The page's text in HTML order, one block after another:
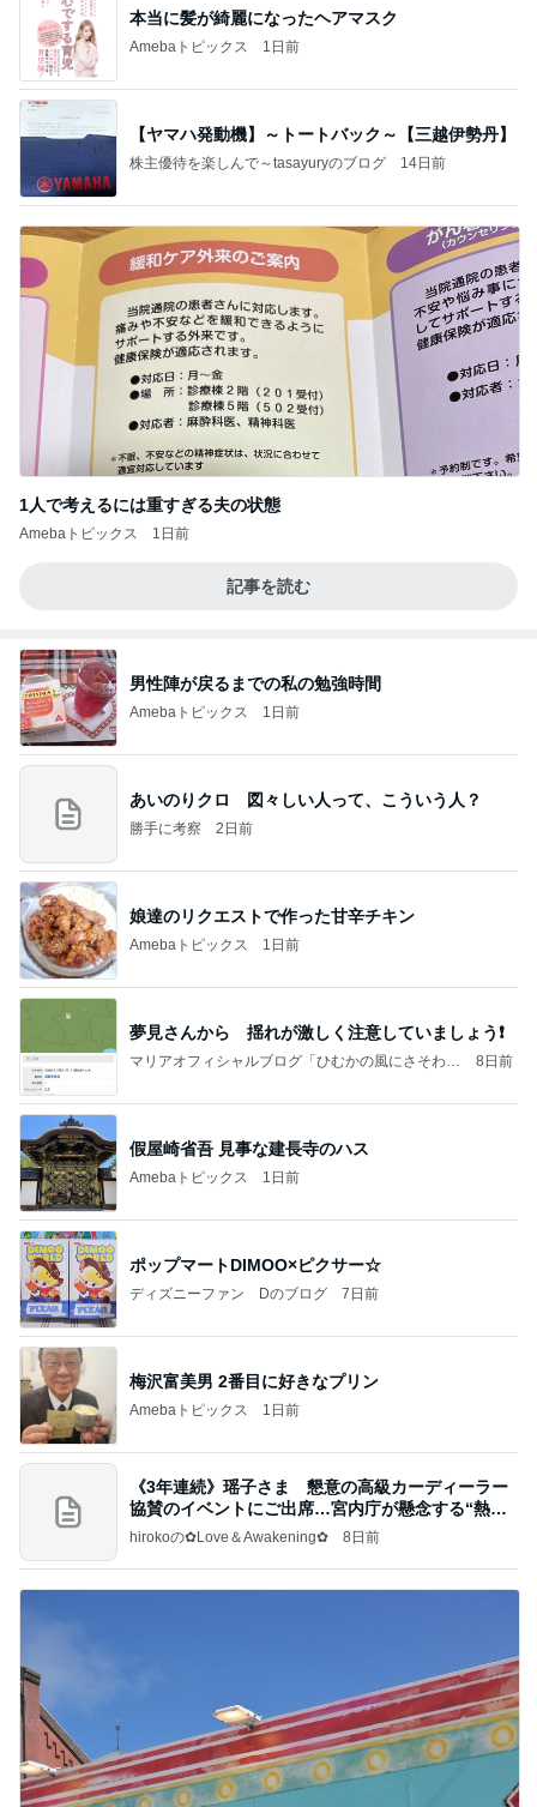
本当に髪が綺麗になったヘアマスク
Amebaトピックス 1日前
【ヤマハ発動機】～トートバック～【三越伊勢丹】
株主優待を楽しんで～tasayuryのブログ 14日前
1人で考えるには重すぎる夫の状態
Amebaトピックス 1日前
記事を読む
男性陣が戻るまでの私の勉強時間
Amebaトピックス 1日前
あいのりクロ 図々しい人って、こういう人？
勝手に考察 2日前
娘達のリクエストで作った甘辛チキン
Amebaトピックス 1日前
夢見さんから 揺れが激しく注意していましょう❗️
マリアオフィシャルブログ「ひむかの風にさそわれ
8日前
假屋崎省吾 見事な建長寺のハス
Amebaトピックス 1日前
ポップマートDIMOO×ピクサー☆
ディズニーファン Dのブログ 7日前
梅沢富美男 2番目に好きなプリン
Amebaトピックス 1日前
《3年連続》瑶子さま 懇意の高級カーディーラー
協賛のイベントにご出席…宮内庁が懸念する“熱心
すぎ
hirokoの✿Love＆Awakening✿ 8日前